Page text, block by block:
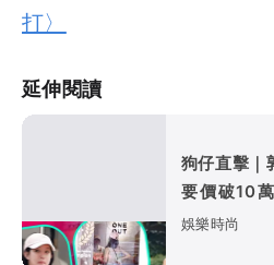
打〉
延伸閱讀
狗仔直擊｜
要價破10
生活圈（壹
娛樂時尚